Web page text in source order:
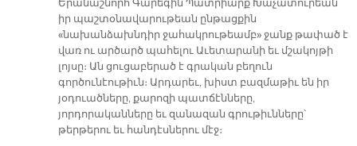
Երանաշնորհ Գարեգին Պատրիարք Խաչատուրեան
իր պաշտօնավարութեան ընթացքին
«նախանձախնդիր ջահակրութեամբ» ջանք թափած է
վառ ու արծարծ պահելու Աւետարանի եւ մշակոյթի
լոյսը։ Ան ցուցաբերած է գրական բեղուն
գործունէութիւն։ Արդարեւ, խիստ բազմաթիւ են իր
յօդուածները, քարոզի պատճէնները,
յորդորականները եւ զանազան գրութիւնները՝
թերթերու եւ հանդէսներու մէջ։